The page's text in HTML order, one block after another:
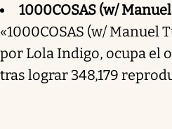
1000COSAS (w/
«1000COSAS (w/ Manuel
por Lola Indigo, ocupa el
tras lograr 348,179